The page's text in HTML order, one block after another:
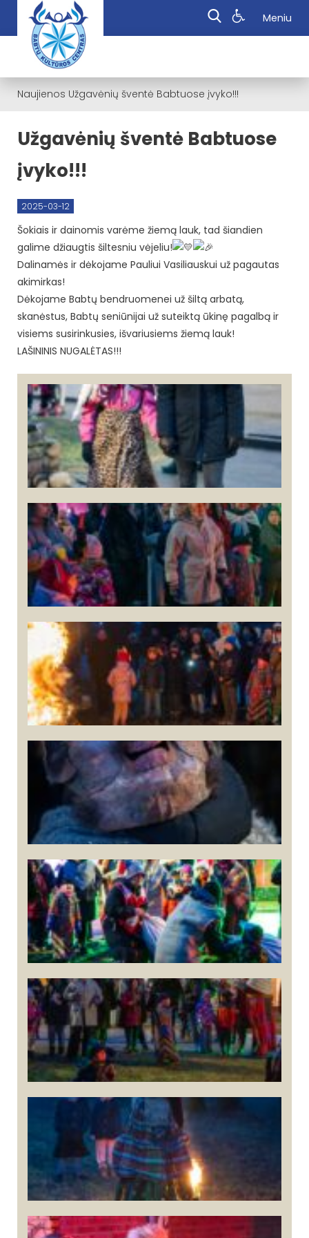
Meniu
Naujienos Užgavėnių šventė Babtuose įvyko!!!
Užgavėnių šventė Babtuose
įvyko!!!
2025-03-12
Šokiais ir dainomis varėme žiemą lauk, tad šiandien
galime džiaugtis šiltesniu vėjeliu!
Dalinamės ir dėkojame Pauliui Vasiliauskui už pagautas
akimirkas!
Dėkojame Babtų bendruomenei už šiltą arbatą,
skanėstus, Babtų seniūnijai už suteiktą ūkinę pagalbą ir
visiems susirinkusies, išvariusiems žiemą lauk!
LAŠININIS NUGALĖTAS!!!